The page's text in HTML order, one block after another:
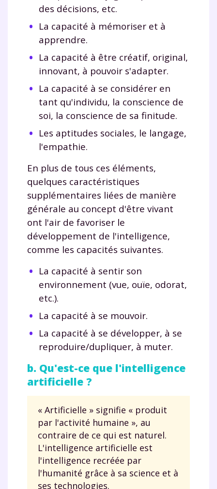
des décisions, etc.
La capacité à mémoriser et à
apprendre.
La capacité à être créatif, original,
innovant, à pouvoir s'adapter.
La capacité à se considérer en
tant qu'individu, la conscience de
soi, la conscience de sa finitude.
Les aptitudes sociales, le langage,
l'empathie.
En plus de tous ces éléments,
quelques caractéristiques
supplémentaires liées de manière
générale au concept d'être vivant
ont l'air de favoriser le
développement de l'intelligence,
comme les capacités suivantes.
La capacité à sentir son
environnement (vue, ouïe, odorat,
etc.).
La capacité à se mouvoir.
La capacité à se développer, à se
reproduire/dupliquer, à muter.
b. Qu'est-ce que l'intelligence
artificielle ?
« Artificielle » signifie « produit
par l'activité humaine », au
contraire de ce qui est naturel.
L'intelligence artificielle est
l'intelligence recréée par
l'humanité grâce à sa science et à
ses technologies.